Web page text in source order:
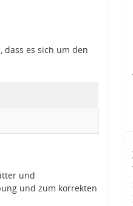
es sich um den
und
und zum korrekten